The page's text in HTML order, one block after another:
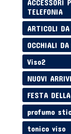
ACCESSORI
TELEFONIA
ARTICOLI
OCCHIALI DA
Viso2
NUOVI ARRIVI
FESTA
profumo
tonico viso